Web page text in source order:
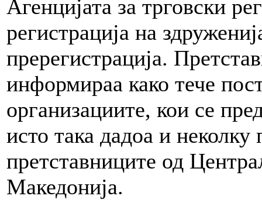
Агенцијата за трговски
регистрација на
пререгистрација.
информираа како тече
организациите, кои се
исто така дадоа и неколку
претставниците од
Македонија.